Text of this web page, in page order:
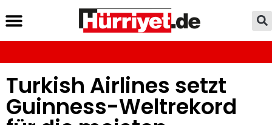
Turkish Airlines setzt
Guinness-Weltrekord